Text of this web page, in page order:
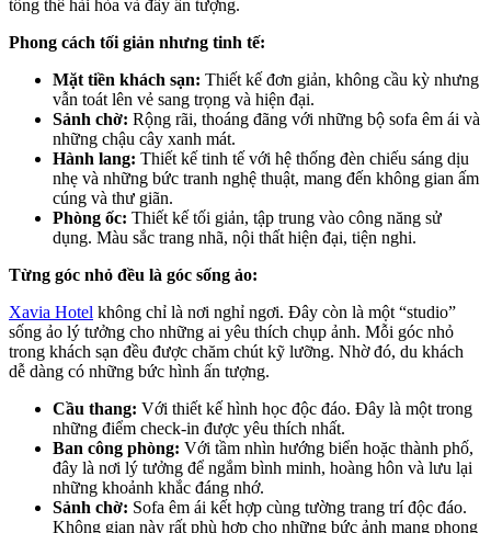
tổng thể hài hòa và đầy ấn tượng.
Phong cách tối giản nhưng tinh tế:
Mặt tiền khách sạn: Thiết kế đơn giản, không cầu kỳ nhưng
vẫn toát lên vẻ sang trọng và hiện đại.
Sảnh chờ: Rộng rãi, thoáng đãng với những bộ sofa êm ái và
những chậu cây xanh mát.
Hành lang: Thiết kế tinh tế với hệ thống đèn chiếu sáng dịu
nhẹ và những bức tranh nghệ thuật, mang đến không gian ấm
cúng và thư giãn.
Phòng ốc: Thiết kế tối giản, tập trung vào công năng sử
dụng. Màu sắc trang nhã, nội thất hiện đại, tiện nghi.
Từng góc nhỏ đều là góc sống ảo:
Xavia Hotel không chỉ là nơi nghỉ ngơi. Đây còn là một “studio”
sống ảo lý tưởng cho những ai yêu thích chụp ảnh. Mỗi góc nhỏ
trong khách sạn đều được chăm chút kỹ lưỡng. Nhờ đó, du khách
dễ dàng có những bức hình ấn tượng.
Cầu thang: Với thiết kế hình học độc đáo. Đây là một trong
những điểm check-in được yêu thích nhất.
Ban công phòng: Với tầm nhìn hướng biển hoặc thành phố,
đây là nơi lý tưởng để ngắm bình minh, hoàng hôn và lưu lại
những khoảnh khắc đáng nhớ.
Sảnh chờ: Sofa êm ái kết hợp cùng tường trang trí độc đáo.
Không gian này rất phù hợp cho những bức ảnh mang phong